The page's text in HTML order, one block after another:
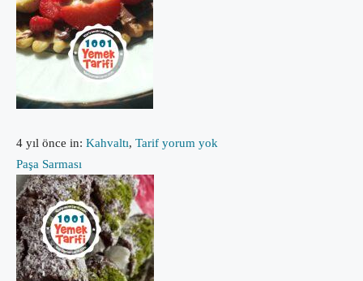
4 yıl önce in: Kahvaltı, Tarif yorum yok
Paşa Sarması